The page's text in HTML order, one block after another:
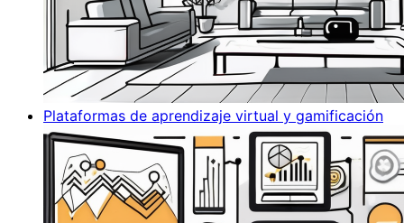
Plataformas de aprendizaje virtual y gamificación